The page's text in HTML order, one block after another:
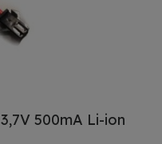
500mA Li-ion